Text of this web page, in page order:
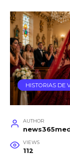
HISTORIAS DE
AUTHOR
VIEWS
112